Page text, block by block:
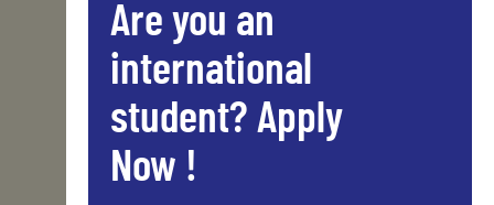
Are you an
international
student? Apply
Now !